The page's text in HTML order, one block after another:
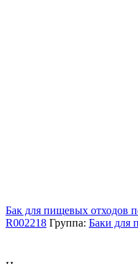
Бак для пищевых отходов
R002218 Группа: Баки для